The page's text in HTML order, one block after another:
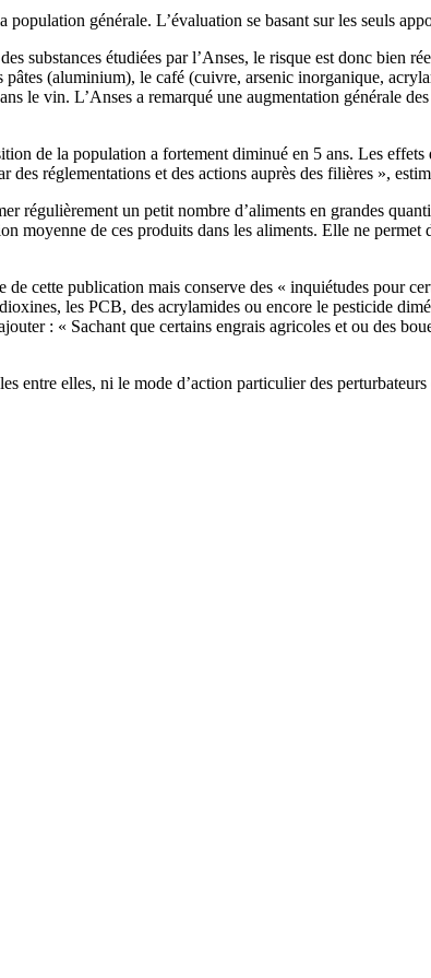
générale. L’évaluation se basant sur les seuls
substances étudiées par l’Anses, le risque est donc bien
(aluminium), le café (cuivre, arsenic inorganique,
le vin. L’Anses a remarqué une augmentation générale
de la population a fortement diminué en 5 ans. Les
réglementations et des actions auprès des filières »,
régulièrement un petit nombre d’aliments en grandes
de ces produits dans les aliments. Elle ne permet
cette publication mais conserve des « inquiétudes pour
les PCB, des acrylamides ou encore le pesticide
: « Sachant que certains engrais agricoles et ou des
entre elles, ni le mode d’action particulier des